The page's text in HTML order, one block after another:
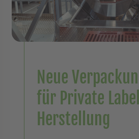
Neue
für Private Label
Herstellung